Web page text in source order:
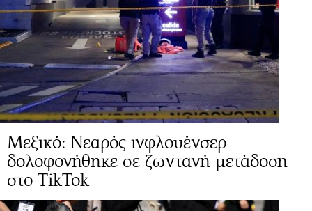
Μεξικό: Νεαρός ινφλουένσερ
δολοφονήθηκε σε ζωντανή μετάδοση
στο TikTok